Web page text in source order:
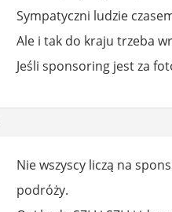
Sympatyczni ludzie
Ale i tak do kraju trzeba
Jeśli sponsoring jest za
Nie wszyscy liczą na
podróży.